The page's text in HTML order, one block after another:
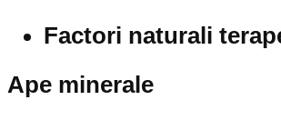
Factori naturali
Ape minerale